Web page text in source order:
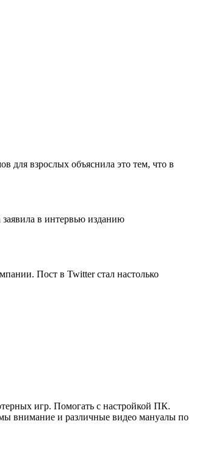
для взрослых объяснила это тем, что в
заявила в интервью изданию
Пост в Twitter стал настолько
игр. Помогать с настройкой ПК.
внимание и различные видео мануалы по